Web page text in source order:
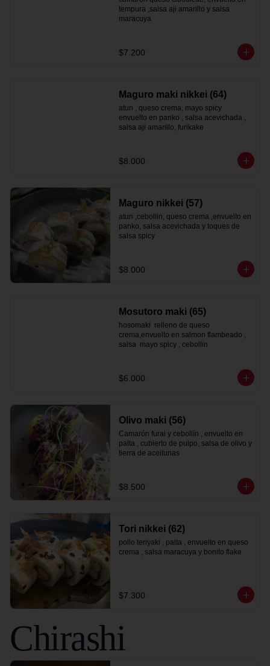
tempura ,salsa aji amarillo y salsa
maracuya
$7.200
Maguro maki nikkei (64)
atun , queso crema, mayo spicy
envuelto en panko , salsa acevichada ,
salsa aji amarillo, furikake
$8.000
Maguro nikkei (57)
atun ,cebollin, queso crema ,envuelto en
panko, salsa acevichada y toques de
salsa spicy
$8.000
Mosutoro maki (65)
hosomaki  relleno de queso
crema,envuelto en salmon flambeado ,
salsa  mayo spicy , cebollin
$6.000
Olivo maki (56)
Camarón furai y cebollín , envuelto en
palta , cubierto de pulpo, salsa de olivo y
tierra de aceitunas
$8.500
Tori nikkei (62)
pollo teriyaki , palta , envuelto en queso
crema , salsa maracuya y bonito flake
$7.300
Chirashi